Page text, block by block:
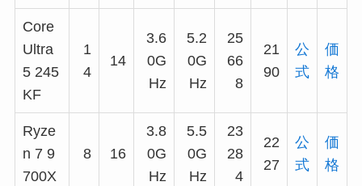
Core
Ultra
5 245
KF
1
4
14
3.6
0G
Hz
5.2
0G
Hz
25
66
8
21
90
公
式
価
格
Ryze
n 7 9
700X
8 16
3.8
0G
Hz
5.5
0G
Hz
23
28
4
22
27
公
式
価
格